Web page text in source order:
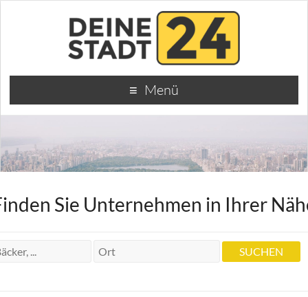
Menü
Sie Unternehmen in Ihrer